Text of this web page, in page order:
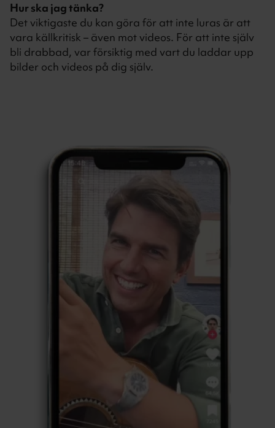
Hur ska jag tänka?
Det viktigaste du kan göra för att inte luras är att
vara källkritisk – även mot videos. För att inte själv
bli drabbad, var försiktig med vart du laddar upp
bilder och videos på dig själv.